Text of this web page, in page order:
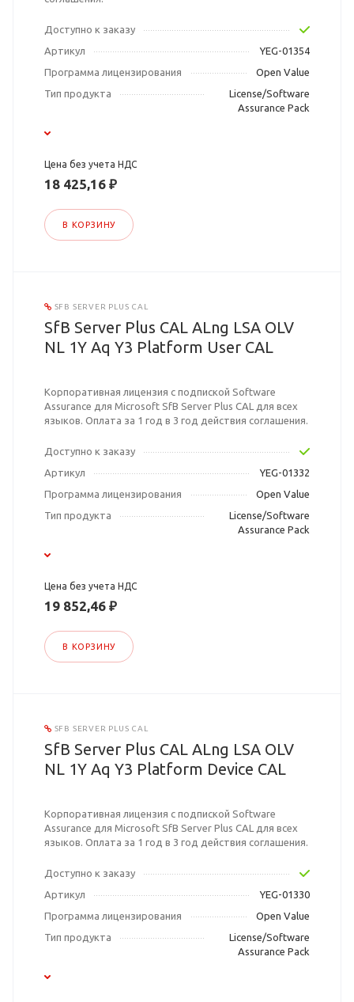
Доступно к заказу
Артикул
YEG-01354
Программа лицензирования
Open Value
Тип продукта
License/Software
Assurance Pack
Цена без учета НДС
18 425,16 ₽
В КОРЗИНУ
SFB SERVER PLUS CAL
SfB Server Plus CAL ALng LSA OLV
NL 1Y Aq Y3 Platform User CAL
Корпоративная лицензия с подпиской Software
Assurance для Microsoft SfB Server Plus CAL для всех
языков. Оплата за 1 год в 3 год действия соглашения.
Доступно к заказу
Артикул
YEG-01332
Программа лицензирования
Open Value
Тип продукта
License/Software
Assurance Pack
Цена без учета НДС
19 852,46 ₽
В КОРЗИНУ
SFB SERVER PLUS CAL
SfB Server Plus CAL ALng LSA OLV
NL 1Y Aq Y3 Platform Device CAL
Корпоративная лицензия с подпиской Software
Assurance для Microsoft SfB Server Plus CAL для всех
языков. Оплата за 1 год в 3 год действия соглашения.
Доступно к заказу
Артикул
YEG-01330
Программа лицензирования
Open Value
Тип продукта
License/Software
Assurance Pack